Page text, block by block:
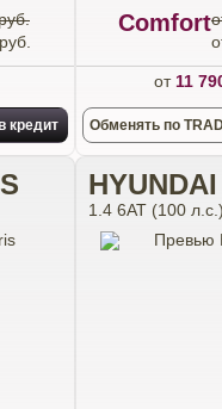
руб.
кредит
Comfort
от 11
Обменять по
1.4 6АТ (100 л.с.)